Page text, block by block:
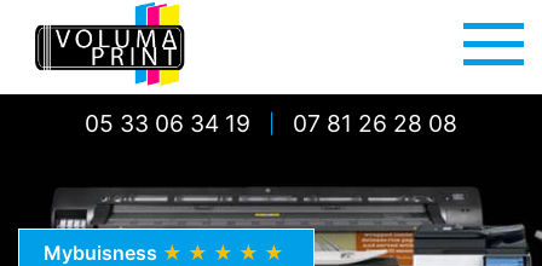
05 33 06 34 19 07 81 26 28 08
Mybuisness ★★★★★